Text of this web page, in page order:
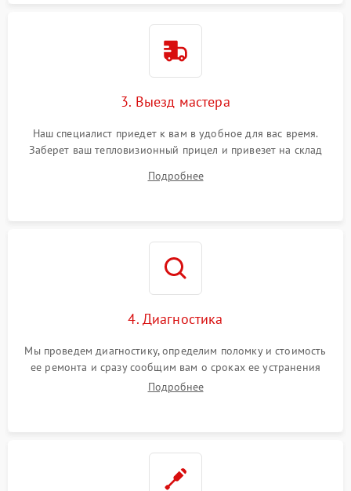
3. Выезд мастера
Наш специалист приедет к вам в удобное для вас время.
Заберет ваш тепловизионный прицел и привезет на склад
Подробнее
4. Диагностика
Мы проведем диагностику, определим поломку и стоимость
ее ремонта и сразу сообщим вам о сроках ее устранения
Подробнее